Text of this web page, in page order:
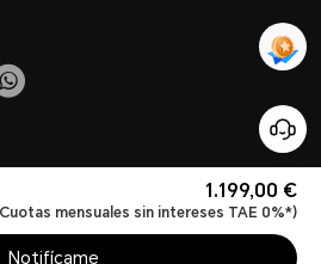
1.199,00 €
mensuales sin intereses TAE 0%*)
Notifícame
Legal
todos los derechos.